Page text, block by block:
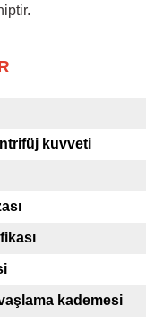
kuvveti
kademesi